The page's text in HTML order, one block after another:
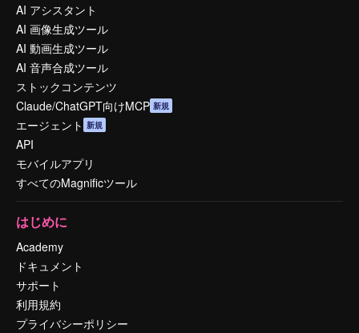
AI アシスタント
AI 画像生成ツール
AI 動画生成ツール
AI 音声合成ツール
ストックコンテンツ
Claude/ChatGPT向けMCP 新規
エージェント 新規
API
モバイルアプリ
すべてのMagnificツール
はじめに
Academy
ドキュメント
サポート
利用規約
プライバシーポリシー